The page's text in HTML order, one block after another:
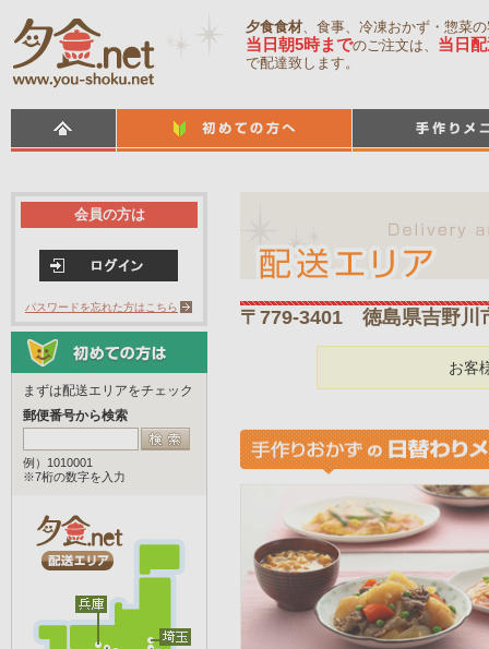
夕食食材、食事、冷凍おかず・惣菜
当日朝5時までのご注文は、 当日
で配達致します。
〒779-3401 徳島県吉野川
お客
会員の方は
パスワードを忘れた方はこちら
まずは配送エリアをチェック
郵便番号から検索
例）1010001
※7桁の数字を入力